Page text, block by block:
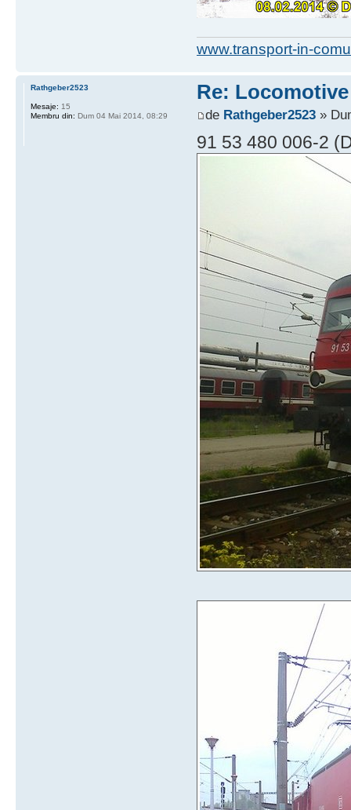
www.transport-in-
Re:
de Rathgeber2523»
91 53 480 006-2
Rathgeber2523
Mesaje: 15
Membru din: Dum 04 Mai 2014, 08:29